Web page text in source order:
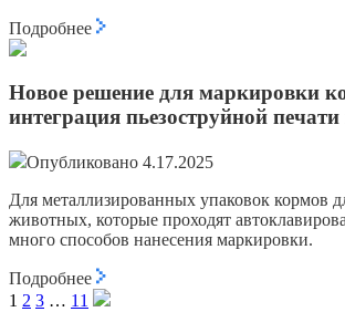
Подробнее
Новое решение для маркировки
интеграция пьезоструйной
Опубликовано 4.17.2025
Для металлизированных упаковок кормов
животных, которые проходят
много способов нанесения маркировки.
Подробнее
1 2 3 … 11